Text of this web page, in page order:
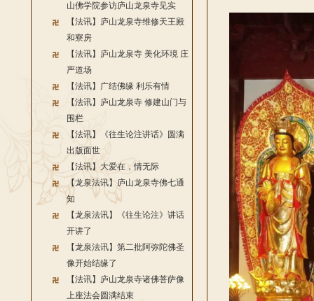
山佛学院参访庐山龙泉寺见实
【法讯】庐山龙泉寺维修天王殿
和寮房
【法讯】庐山龙泉寺 美化环境 庄
严道场
【法讯】广结佛缘 利乐有情
【法讯】庐山龙泉寺 修建山门与
围栏
【法讯】《往生论注讲话》圆满
出版面世
【法讯】大爱在，情无际
【龙泉法讯】庐山龙泉寺佛七通
知
【龙泉法讯】《往生论注》讲话
开讲了
【龙泉法讯】第二批阿弥陀佛圣
像开始结缘了
【法讯】庐山龙泉寺诸佛菩萨像
上座法会圆满结束